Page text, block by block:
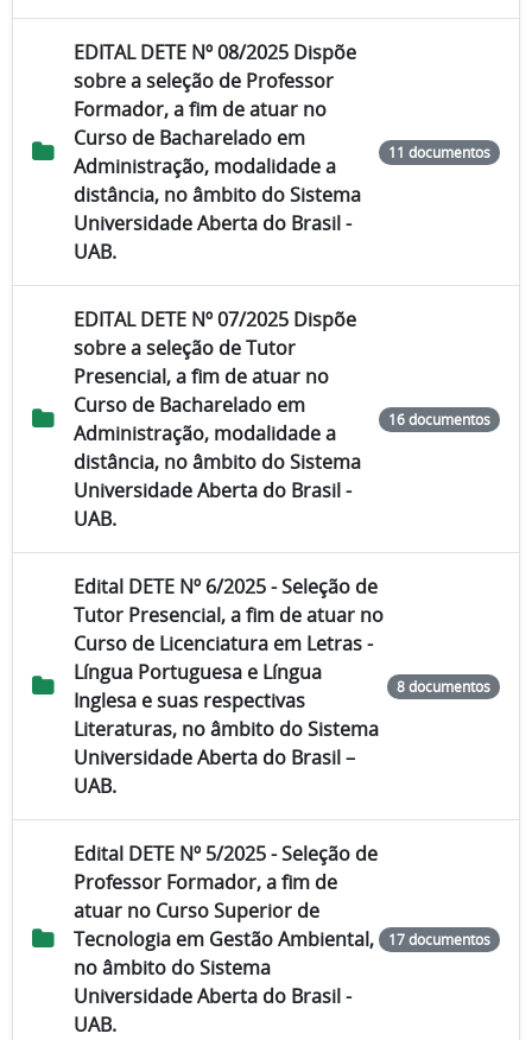
EDITAL DETE Nº 08/2025 Dispõe
sobre a seleção de Professor
Formador, a fim de atuar no
Curso de Bacharelado em
Administração, modalidade a
distância, no âmbito do Sistema
Universidade Aberta do Brasil -
UAB.
11 documentos
EDITAL DETE Nº 07/2025 Dispõe
sobre a seleção de Tutor
Presencial, a fim de atuar no
Curso de Bacharelado em
Administração, modalidade a
distância, no âmbito do Sistema
Universidade Aberta do Brasil -
UAB.
16 documentos
Edital DETE Nº 6/2025 - Seleção de
Tutor Presencial, a fim de atuar no
Curso de Licenciatura em Letras -
Língua Portuguesa e Língua
Inglesa e suas respectivas
Literaturas, no âmbito do Sistema
Universidade Aberta do Brasil –
UAB.
8 documentos
Edital DETE Nº 5/2025 - Seleção de
Professor Formador, a fim de
atuar no Curso Superior de
Tecnologia em Gestão Ambiental,
no âmbito do Sistema
Universidade Aberta do Brasil -
UAB.
17 documentos